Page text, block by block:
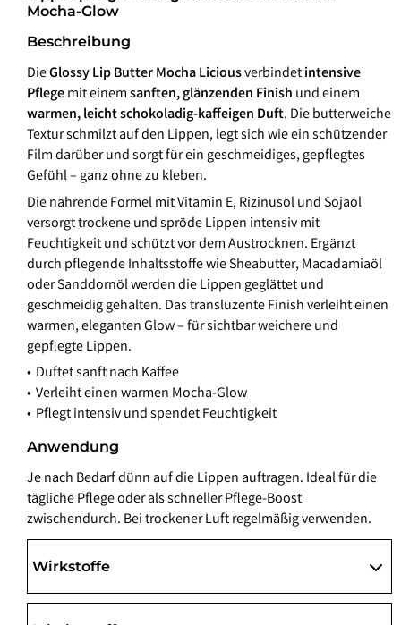
Mocha-Glow
Beschreibung
DieGlossy Lip Butter Mocha Liciousverbindetintensive
Pflegemit einemsanften, glänzenden Finish und einem
warmen, leicht schokoladig-kaffeigen Duft. Die butterweiche
Textur schmilzt auf den Lippen, legt sich wie ein schützender
Film darüber und sorgt für ein geschmeidiges, gepflegtes
Gefühl – ganz ohne zu kleben.
Die nährende Formel mit Vitamin E, Rizinusöl und Sojaöl
versorgt trockene und spröde Lippen intensiv mit
Feuchtigkeit und schützt vor dem Austrocknen. Ergänzt
durch pflegende Inhaltsstoffe wie Sheabutter, Macadamiaöl
oder Sanddornöl werden die Lippen geglättet und
geschmeidig gehalten. Das transluzente Finish verleiht einen
warmen, eleganten Glow – für sichtbar weichere und
gepflegte Lippen.
Duftet sanft nach Kaffee
Verleiht einen warmen Mocha-Glow
Pflegt intensiv und spendet Feuchtigkeit
Anwendung
Je nach Bedarf dünn auf die Lippen auftragen. Ideal für die
tägliche Pflege oder als schneller Pflege-Boost
zwischendurch. Bei trockener Luft regelmäßig verwenden.
Wirkstoffe